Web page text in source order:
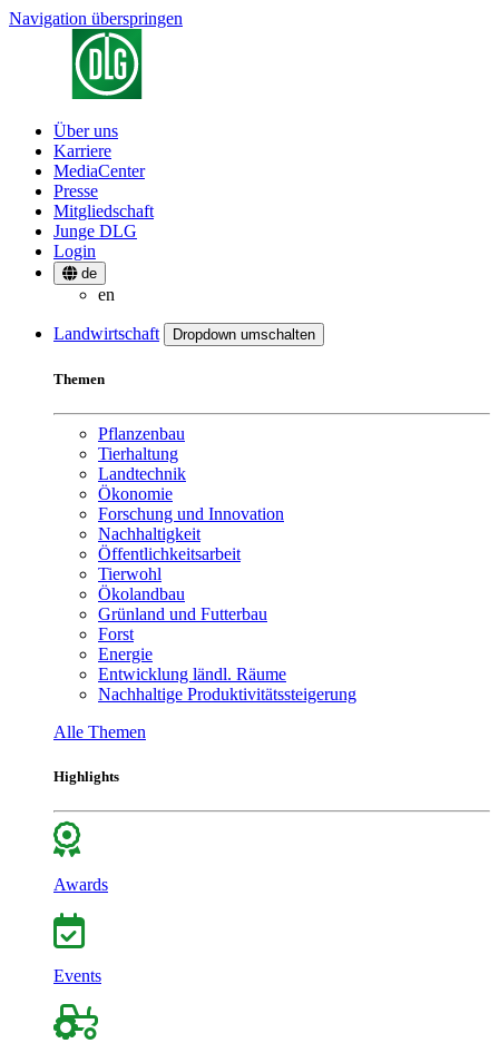
Navigation überspringen
Über uns
Karriere
MediaCenter
Presse
Mitgliedschaft
Junge DLG
Login
de
en
Landwirtschaft Dropdown umschalten
Themen
Pflanzenbau
Tierhaltung
Landtechnik
Ökonomie
Forschung und Innovation
Nachhaltigkeit
Öffentlichkeitsarbeit
Tierwohl
Ökolandbau
Grünland und Futterbau
Forst
Energie
Entwicklung ländl. Räume
Nachhaltige Produktivitätssteigerung
Alle Themen
Highlights
Awards
Events